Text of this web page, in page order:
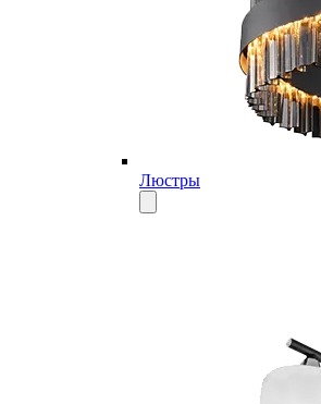
Люстры